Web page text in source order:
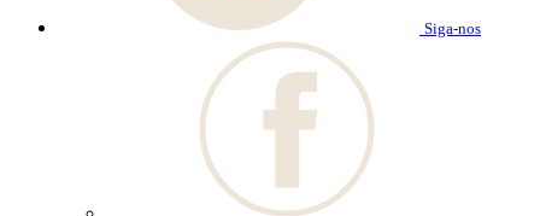
Siga-nos